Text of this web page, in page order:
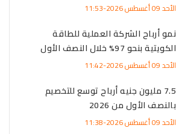
الأحد 09 أغسطس 2026-11:53
نمو أرباح الشركة العملية للطاقة
الكويتية بنحو 97% خلال النصف الأول
الأحد 09 أغسطس 2026-11:42
7.5 مليون جنيه أرباح توسع للتخصيم
بالنصف الأول من 2026
الأحد 09 أغسطس 2026-11:38